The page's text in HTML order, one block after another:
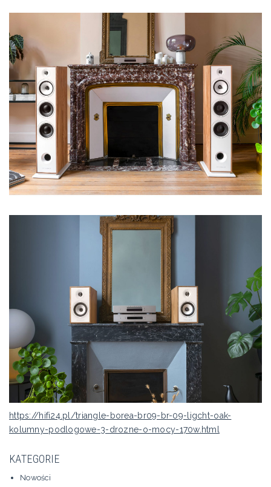
https://hifi24.pl/triangle-borea-br09-br-09-ligcht-oak-
kolumny-podlogowe-3-drozne-o-mocy-170w.html
KATEGORIE
Nowości